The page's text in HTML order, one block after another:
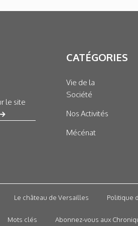
le site
CATÉGORIES
Vie de la
Société
Nos Activités
Mécénat
Le château de Versailles Politique
Mots clés Abonnez-vous aux